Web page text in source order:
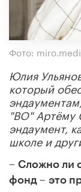
Фото:
Юлия
который
"ВО" Артёму
эндаумент,
школе и
– Сложно ли
фонд – это